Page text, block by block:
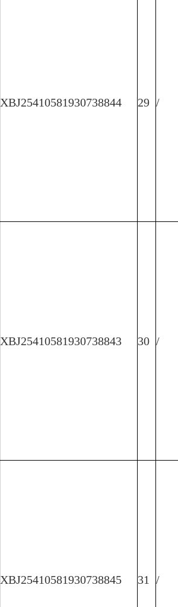
XBJ25410581930738844 29 /
XBJ25410581930738843 30 /
XBJ25410581930738845 31 /